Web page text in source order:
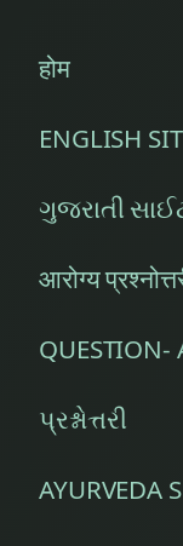
बनाना
शुद्ध
सुवर्ण।
सुवर्णप्राशन
सुवर्णप्राशन
होम
ENGLISH
ગુજરાતી
आरोग्य
QUESTION-
પ્રશ્નોત્તરી
AYURVEDA